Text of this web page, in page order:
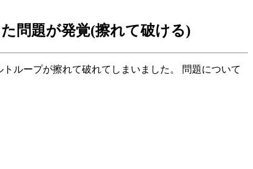
問題が発覚(擦れて破ける)
ループが擦れて破れてしまいました。 問題について